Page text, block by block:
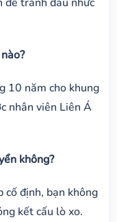
10 năm cho khung
nhân viên Liên Á
không?
định, bạn không
kết cấu lò xo.